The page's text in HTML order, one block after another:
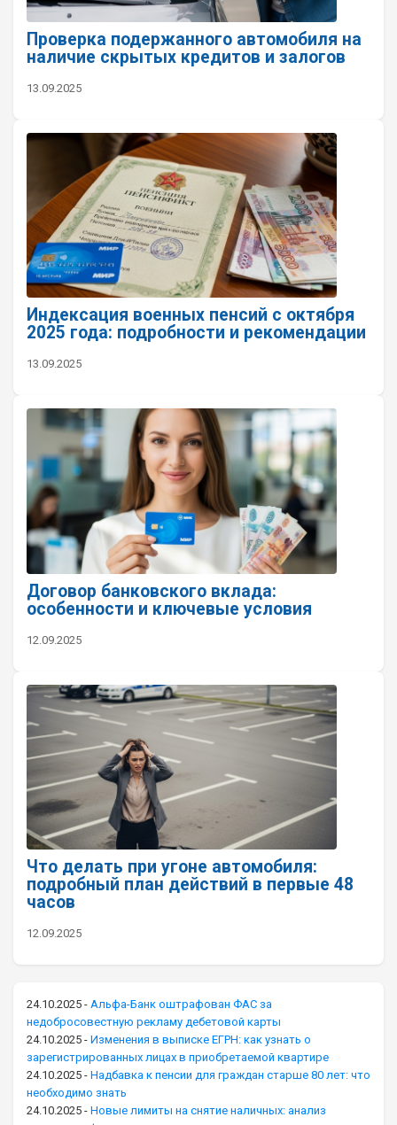
Проверка подержанного автомобиля на
наличие скрытых кредитов и залогов
13.09.2025
Индексация военных пенсий с октября
2025 года: подробности и рекомендации
13.09.2025
Договор банковского вклада:
особенности и ключевые условия
12.09.2025
Что делать при угоне автомобиля:
подробный план действий в первые 48
часов
12.09.2025
24.10.2025 - Альфа-Банк оштрафован ФАС за
недобросовестную рекламу дебетовой карты
24.10.2025 - Изменения в выписке ЕГРН: как узнать о
зарегистрированных лицах в приобретаемой квартире
24.10.2025 - Надбавка к пенсии для граждан старше 80 лет: что
необходимо знать
24.10.2025 - Новые лимиты на снятие наличных: анализ